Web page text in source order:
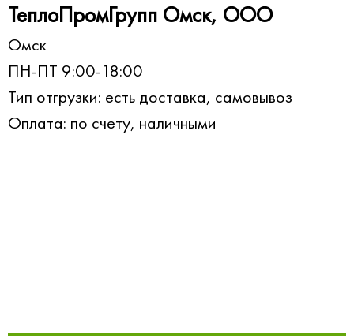
ТеплоПромГрупп Омск, ООО
Омск
ПН-ПТ 9:00-18:00
Тип отгрузки: есть доставка, самовывоз
Оплата: по счету, наличными